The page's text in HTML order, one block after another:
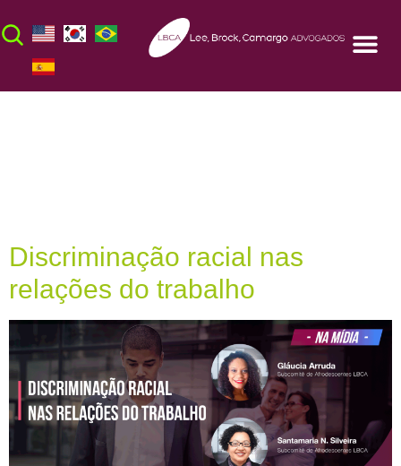
Discriminação racial nas
relações do trabalho